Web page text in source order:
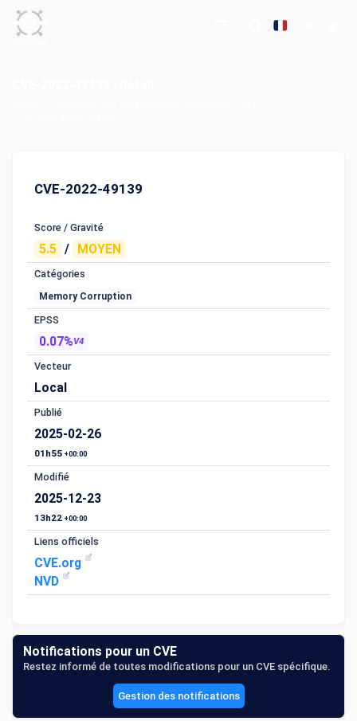
CVE-2022-49139
Score / Gravité
5.5 / MOYEN
Catégories
Memory Corruption
EPSS
0.07%V4
Vecteur
Local
Publié
2025-02-26
01h55 +00:00
Modifié
2025-12-23
13h22 +00:00
Liens officiels
CVE.org
NVD
Notifications pour un CVE
Restez informé de toutes modifications pour un CVE spécifique.
Gestion des notifications